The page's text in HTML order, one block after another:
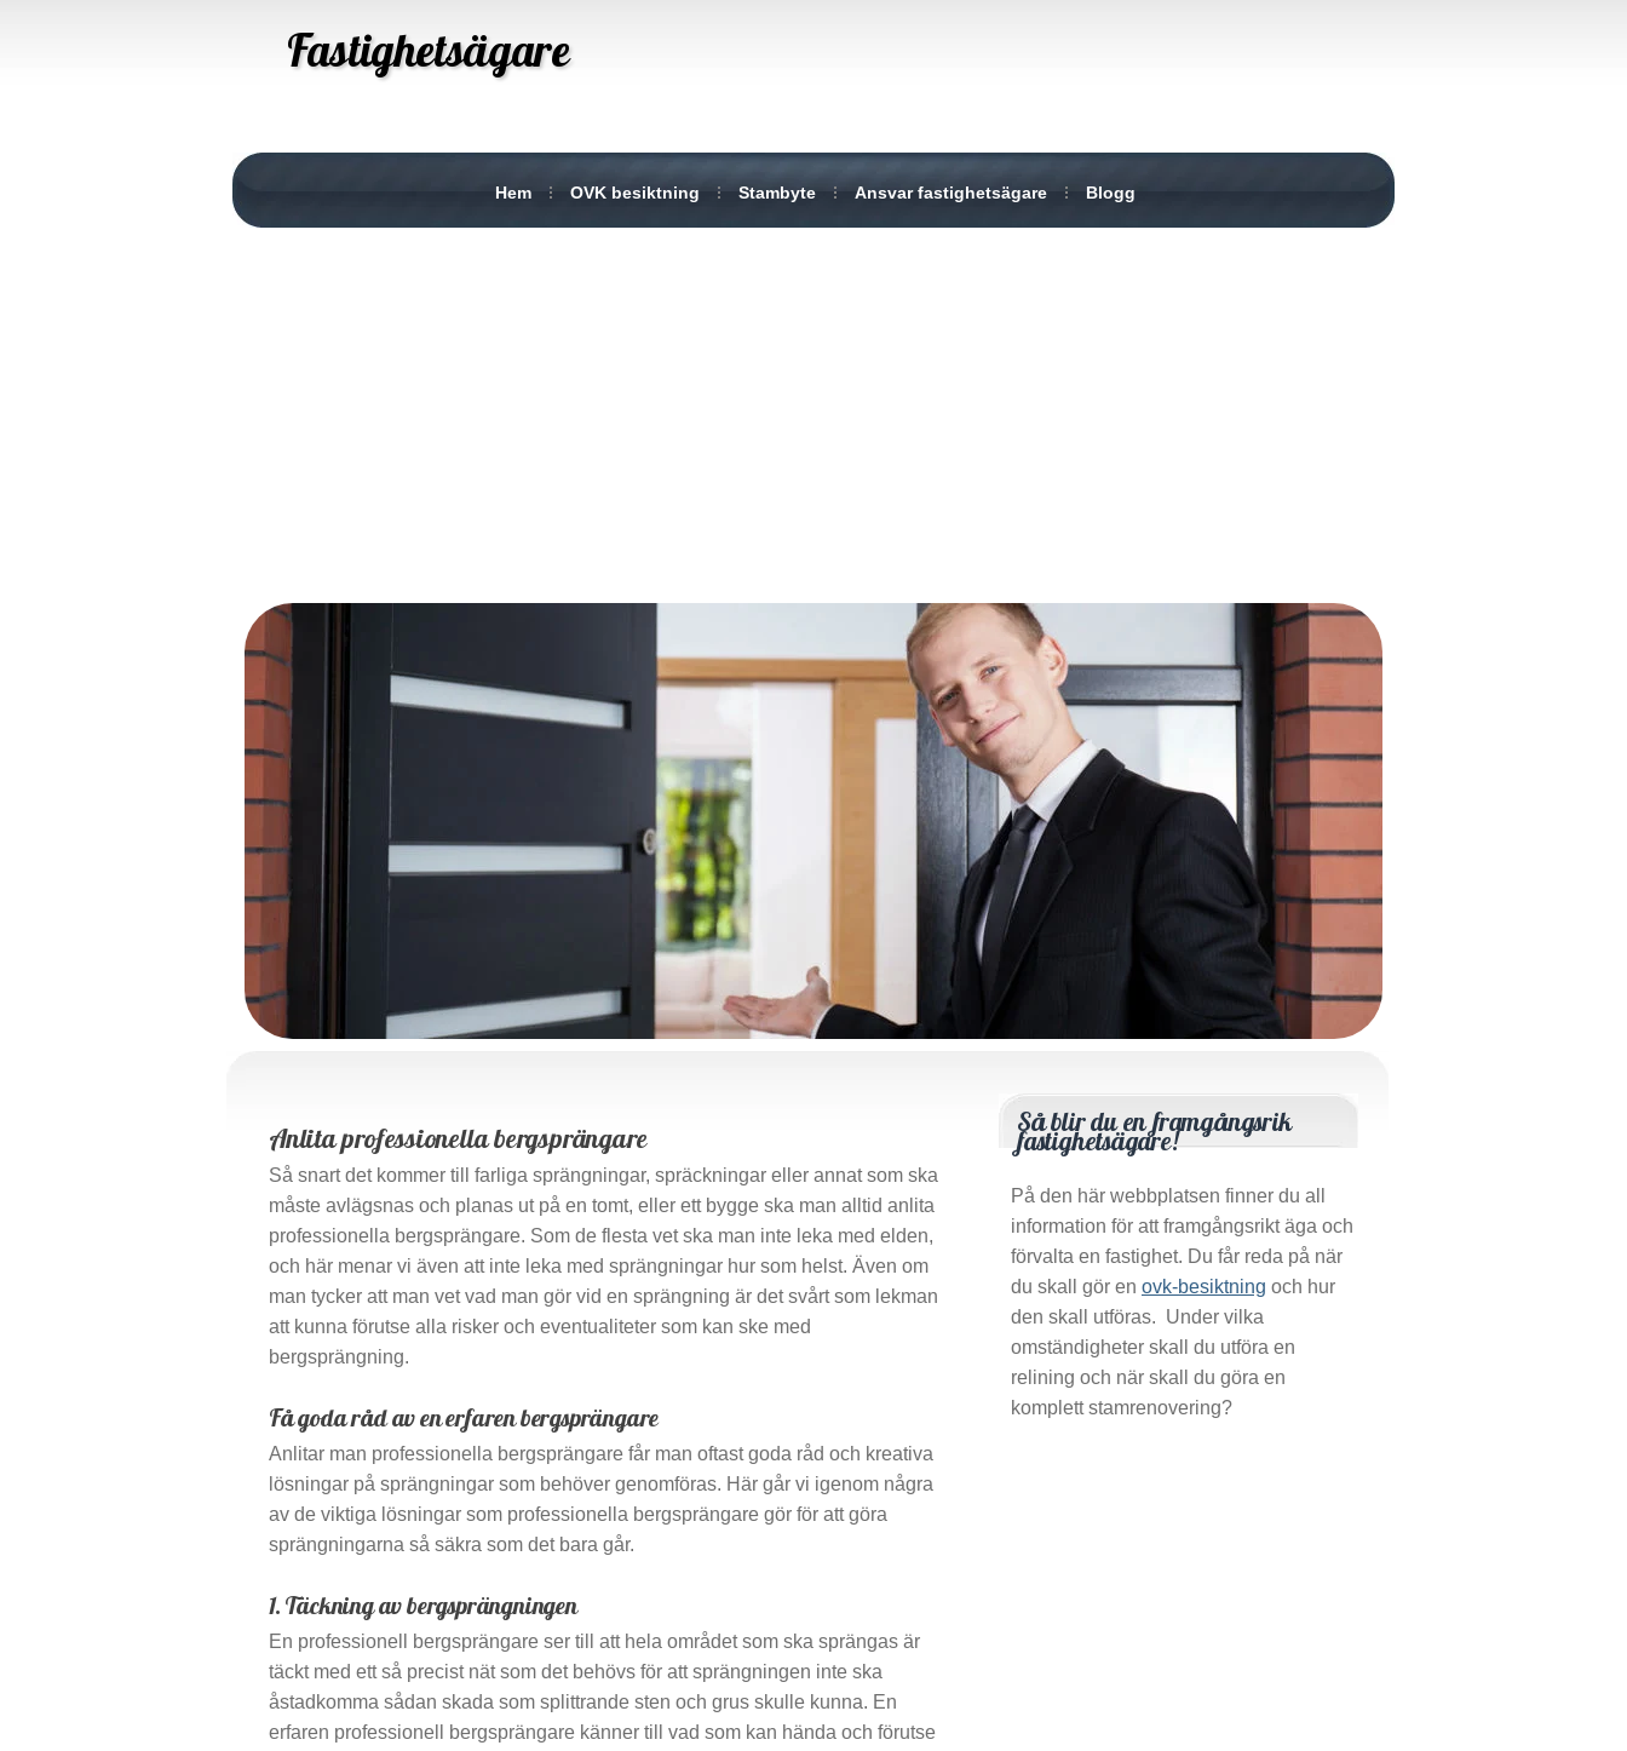
Fastighetsägare
Hem OVK besiktning Stambyte Ansvar fastighetsägare Blogg
Anlita professionella bergsprängare
Så snart det kommer till farliga sprängningar, spräckningar eller annat som ska
måste avlägsnas och planas ut på en tomt, eller ett bygge ska man alltid anlita
professionella bergsprängare. Som de flesta vet ska man inte leka med elden,
och här menar vi även att inte leka med sprängningar hur som helst. Även om
man tycker att man vet vad man gör vid en sprängning är det svårt som lekman
att kunna förutse alla risker och eventualiteter som kan ske med
bergsprängning.
Få goda råd av en erfaren bergsprängare
Anlitar man professionella bergsprängare får man oftast goda råd och kreativa
lösningar på sprängningar som behöver genomföras. Här går vi igenom några
av de viktiga lösningar som professionella bergsprängare gör för att göra
sprängningarna så säkra som det bara går.
1. Täckning av bergsprängningen
En professionell bergsprängare ser till att hela området som ska sprängas är
täckt med ett så precist nät som det behövs för att sprängningen inte ska
åstadkomma sådan skada som splittrande sten och grus skulle kunna. En
erfaren professionell bergsprängare känner till vad som kan hända och förutse
Så blir du en framgångsrik
fastighetsägare!
På den här webbplatsen finner du all
information för att framgångsrikt äga och
förvalta en fastighet. Du får reda på när
du skall gör en ovk-besiktning och hur
den skall utföras. Under vilka
omständigheter skall du utföra en
relining och när skall du göra en
komplett stamrenovering?